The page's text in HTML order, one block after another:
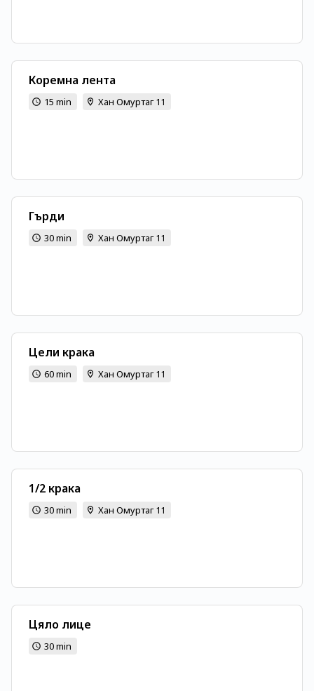
Коремна лента
15 min Хан Омуртаг 11
Гърди
30 min Хан Омуртаг 11
Цели крака
60 min Хан Омуртаг 11
1/2 крака
30 min Хан Омуртаг 11
Цяло лице
30 min